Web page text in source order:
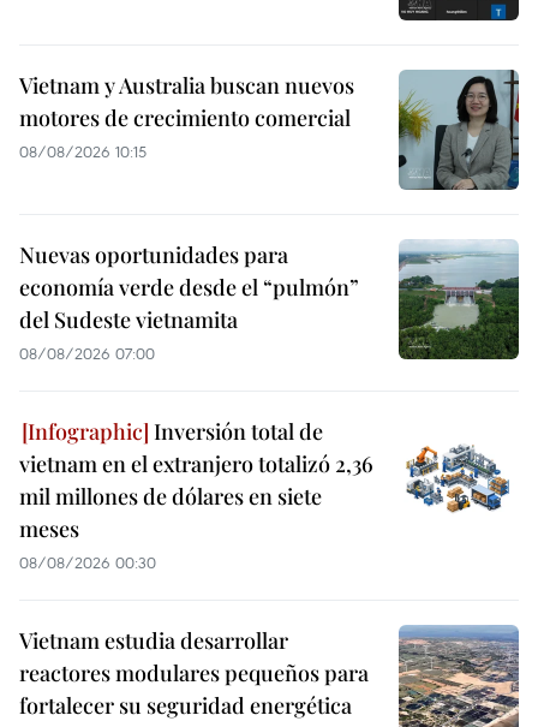
Vietnam y Australia buscan nuevos
motores de crecimiento comercial
08/08/2026 10:15
Nuevas oportunidades para
economía verde desde el “pulmón”
del Sudeste vietnamita
08/08/2026 07:00
Inversión total de
vietnam en el extranjero totalizó 2,36
mil millones de dólares en siete
meses
08/08/2026 00:30
Vietnam estudia desarrollar
reactores modulares pequeños para
fortalecer su seguridad energética